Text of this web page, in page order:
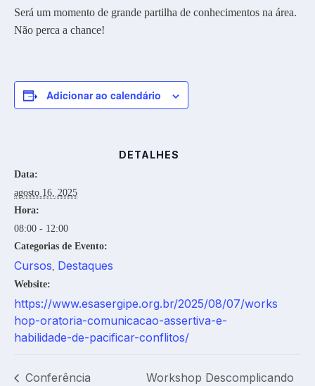
Será um momento de grande partilha de conhecimentos na área.
Não perca a chance!
Adicionar ao calendário
DETALHES
Data:
agosto 16, 2025
Hora:
08:00 - 12:00
Categorias de Evento:
Cursos, Destaques
Website:
https://www.esasergipe.org.br/2025/08/07/works
hop-oratoria-comunicacao-assertiva-e-
habilidade-de-pacificar-conflitos/
Conferência
Workshop Descomplicando